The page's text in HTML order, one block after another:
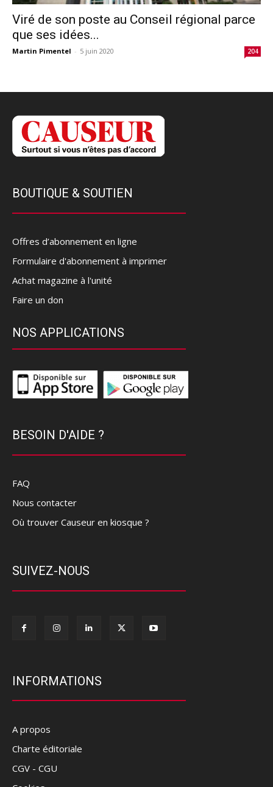
Viré de son poste au Conseil régional parce
que ses idées...
Martin Pimentel - 5 juin 2020 204
BOUTIQUE & SOUTIEN
Offres d’abonnement en ligne
Formulaire d'abonnement à imprimer
Achat magazine à l'unité
Faire un don
NOS APPLICATIONS
BESOIN D'AIDE ?
FAQ
Nous contacter
Où trouver Causeur en kiosque ?
SUIVEZ-NOUS
INFORMATIONS
A propos
Charte éditoriale
CGV - CGU